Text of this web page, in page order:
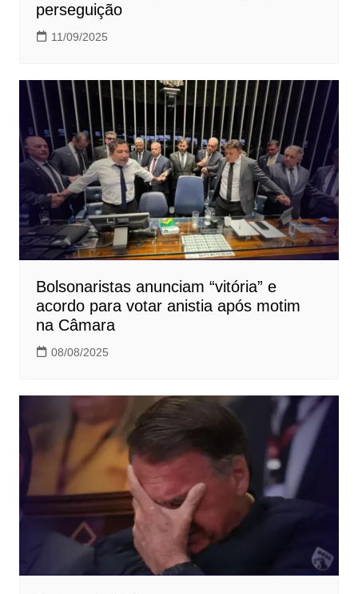
perseguição
11/09/2025
Bolsonaristas anunciam “vitória” e
acordo para votar anistia após motim
na Câmara
08/08/2025